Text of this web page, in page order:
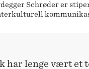
Schrøder er
har lenge vært et